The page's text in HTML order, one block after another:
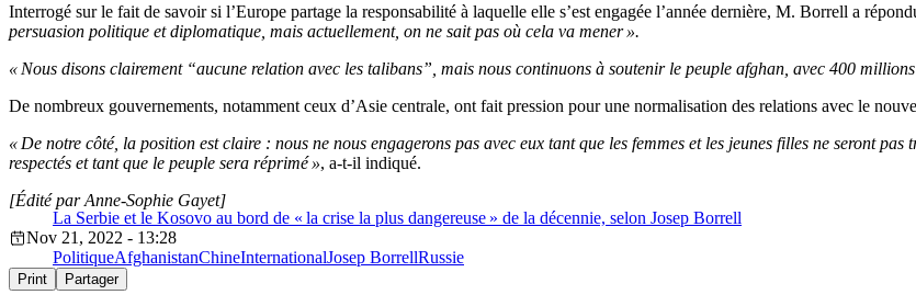
Interrogé sur le fait de savoir si l’Europe partage la responsabilité à laquelle elle s’est engagée l’année dernière, M. Borrell a
persuasion politique et diplomatique, mais actuellement, on ne sait pas où cela va mener ».
« Nous disons clairement “aucune relation avec les talibans”, mais nous continuons à soutenir le peuple afghan, avec 400
De nombreux gouvernements, notamment ceux d’Asie centrale, ont fait pression pour une normalisation des relations avec le
« De notre côté, la position est claire : nous ne nous engagerons pas avec eux tant que les femmes et les jeunes filles ne seront
respectés et tant que le peuple sera réprimé », a-t-il indiqué.
La Serbie et le Kosovo au bord de « la crise la plus dangereuse » de la décennie, selon Josep Borrell
[Édité par Anne-Sophie Gayet]
Nov 21, 2022 - 13:28
PolitiqueAfghanistanChineInternationalJosep BorrellRussie
Print Partager